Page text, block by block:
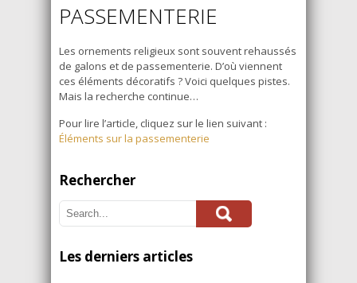
PASSEMENTERIE
Les ornements religieux sont souvent rehaussés
de galons et de passementerie. D’où viennent
ces éléments décoratifs ? Voici quelques pistes.
Mais la recherche continue…
Pour lire l’article, cliquez sur le lien suivant :
Éléments sur la passementerie
Rechercher
Les derniers articles